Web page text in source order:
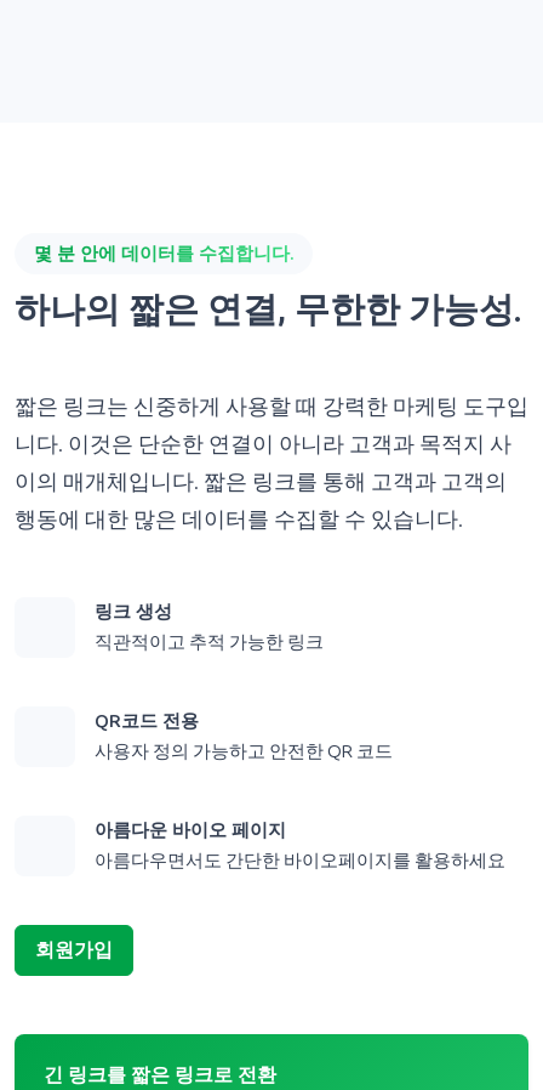
몇 분 안에 데이터를 수집합니다.
하나의 짧은 연결, 무한한 가능성.
짧은 링크는 신중하게 사용할 때 강력한 마케팅 도구입
니다. 이것은 단순한 연결이 아니라 고객과 목적지 사
이의 매개체입니다. 짧은 링크를 통해 고객과 고객의
행동에 대한 많은 데이터를 수집할 수 있습니다.
링크 생성
직관적이고 추적 가능한 링크
QR코드 전용
사용자 정의 가능하고 안전한 QR 코드
아름다운 바이오 페이지
아름다우면서도 간단한 바이오페이지를 활용하세요
회원가입
긴 링크를 짧은 링크로 전환